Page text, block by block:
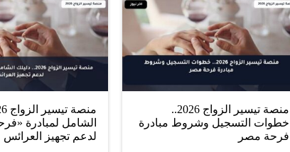
منصة تيسير الزواج 2026..
خطوات التسجيل وشروط مبادرة
فرحة مصر
الشامل لمبادرة
لدعم تجهيز العرائس